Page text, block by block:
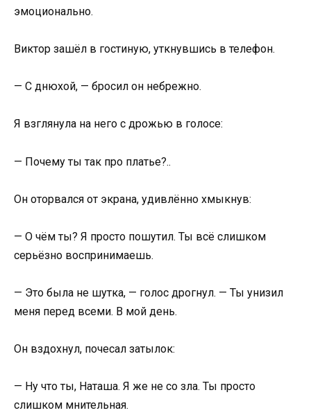
эмоционально.
Виктор зашёл в гостиную, уткнувшись в телефон.
— С днюхой, — бросил он небрежно.
Я взглянула на него с дрожью в голосе:
— Почему ты так про платье?..
Он оторвался от экрана, удивлённо хмыкнув:
— О чём ты? Я просто пошутил. Ты всё слишком
серьёзно воспринимаешь.
— Это была не шутка, — голос дрогнул. — Ты унизил
меня перед всеми. В мой день.
Он вздохнул, почесал затылок:
— Ну что ты, Наташа. Я же не со зла. Ты просто
слишком мнительная.